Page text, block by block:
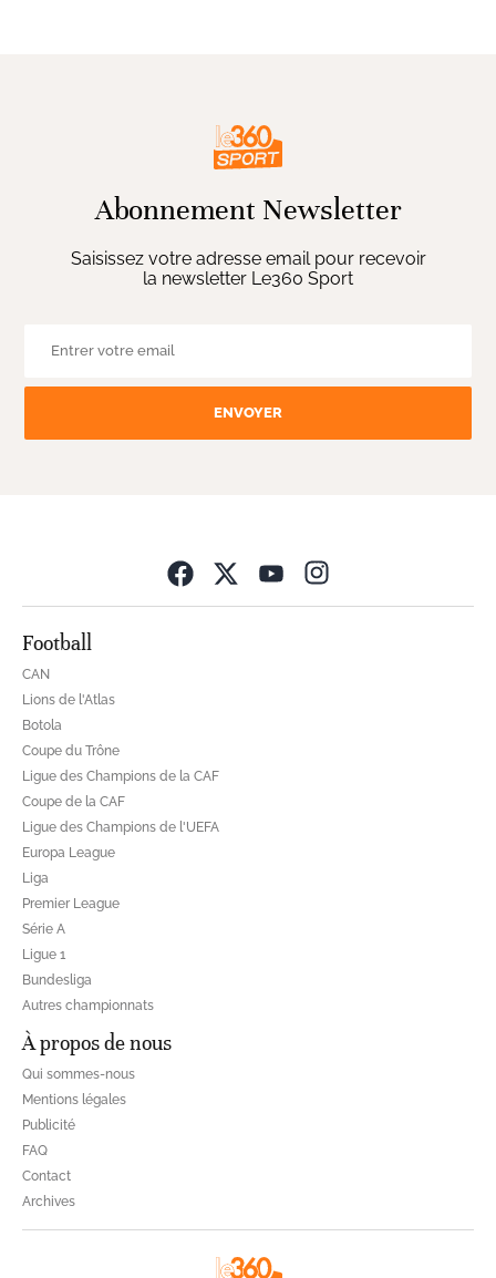
Abonnement Newsletter
Saisissez votre adresse email pour recevoir
la newsletter Le360 Sport
ENVOYER
Football
CAN
Lions de l'Atlas
Botola
Coupe du Trône
Ligue des Champions de la CAF
Coupe de la CAF
Ligue des Champions de l'UEFA
Europa League
Liga
Premier League
Série A
Ligue 1
Bundesliga
Autres championnats
À propos de nous
Qui sommes-nous
Mentions légales
Publicité
FAQ
Contact
Archives